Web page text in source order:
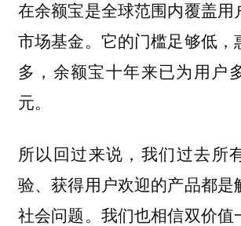
在余额宝是全球范围内覆盖用
市场基金。它的门槛足够低，
多，余额宝十年来已为用户
元。
所以回过来说，我们过去所
验、获得用户欢迎的产品都是
社会问题。我们也相信双价值